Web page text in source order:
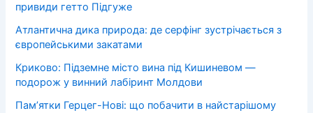
привиди гетто Підгуже
Атлантична дика природа: де серфінг зустрічається з
європейськими закатами
Криково: Підземне місто вина під Кишиневом —
подорож у винний лабіринт Молдови
Пам’ятки Герцег-Нові: що побачити в найстарішому